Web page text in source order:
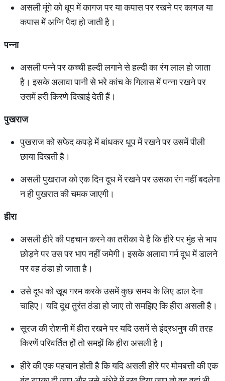
असली मूंगे को धूप में कागज पर या कपास पर रखने पर कागज या
कपास में अग्नि पैदा हो जाती है।
पन्ना
असली पन्ने पर कच्ची हल्दी लगाने से हल्दी का रंग लाल हो जाता
है। इसके अलावा पानी से भरे कांच के गिलास में पन्ना रखने पर
उसमें हरी किरणे दिखाई देती हैं।
पुखराज
पुखराज को सफेद कपड़े में बांधकर धूप में रखने पर उसमें पीली
छाया दिखती है।
असली पुखराज को एक दिन दूध में रखने पर उसका रंग नहीं बदलेगा
न ही पुखरात की चमक जाएगी।
हीरा
असली हीरे की पहचान करने का तरीका ये है कि हीरे पर मुंह से भाप
छोड़ने पर उस पर भाप नहीं जमेगी। इसके अलावा गर्म दूध में डालने
पर वह ठंडा हो जाता है।
उसे दूध को खूब गरम करके उसमें कुछ समय के लिए डाल देना
चाहिए। यदि दूध तुरंत ठंडा हो जाए तो समझिए कि हीरा असली है।
सूरज की रोशनी में हीरा रखने पर यदि उसमें से इंद्रधनुष की तरह
किरणें परिवर्तित हों तो समझें कि हीरा असली है।
हीरे की एक पहचान होती है कि यदि असली हीरे पर मोमबत्ती की एक